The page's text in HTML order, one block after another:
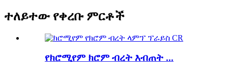
ተለይተው የቀረቡ ምርቶች
የክሮሚየም ክሮም ብረት እብጠት ...